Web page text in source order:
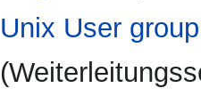
Unix User